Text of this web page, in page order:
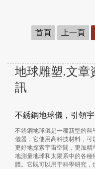
首頁 上一頁
地球雕塑.文章
訊
不銹鋼地球儀是一種新型的科
儀器，它使用高科技材料，可
更好地探索宇宙空間，更加精
地測量地球和太陽系中的各種
體。它既可以用于科學研究，